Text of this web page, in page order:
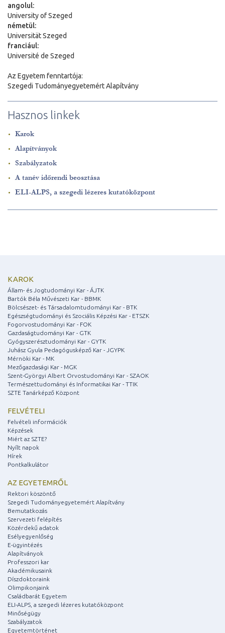
angolul:
University of Szeged
németül:
Universität Szeged
franciául:
Université de Szeged
Az Egyetem fenntartója:
Szegedi Tudományegyetemért Alapítvány
Hasznos linkek
Karok
Alapítványok
Szabályzatok
A tanév időrendi beosztása
ELI-ALPS, a szegedi lézeres kutatóközpont
KAROK
Állam- és Jogtudományi Kar - ÁJTK
Bartók Béla Művészeti Kar - BBMK
Bölcsészet- és Társadalomtudományi Kar - BTK
Egészségtudományi és Szociális Képzési Kar - ETSZK
Fogorvostudományi Kar - FOK
Gazdaságtudományi Kar - GTK
Gyógyszerésztudományi Kar - GYTK
Juhász Gyula Pedagógusképző Kar - JGYPK
Mérnöki Kar - MK
Mezőgazdasági Kar - MGK
Szent-Györgyi Albert Orvostudományi Kar - SZAOK
Természettudományi és Informatikai Kar - TTIK
SZTE Tanárképző Központ
FELVÉTELI
Felvételi információk
Képzések
Miért az SZTE?
Nyílt napok
Hírek
Pontkalkulátor
AZ EGYETEMRŐL
Rektori köszöntő
Szegedi Tudományegyetemért Alapítvány
Bemutatkozás
Szervezeti felépítés
Közérdekű adatok
Esélyegyenlőség
E-ügyintézés
Alapítványok
Professzori kar
Akadémikusaink
Díszdoktoraink
Olimpikonjaink
Családbarát Egyetem
ELI-ALPS, a szegedi lézeres kutatóközpont
Minőségügy
Szabályzatok
Egyetemtörténet